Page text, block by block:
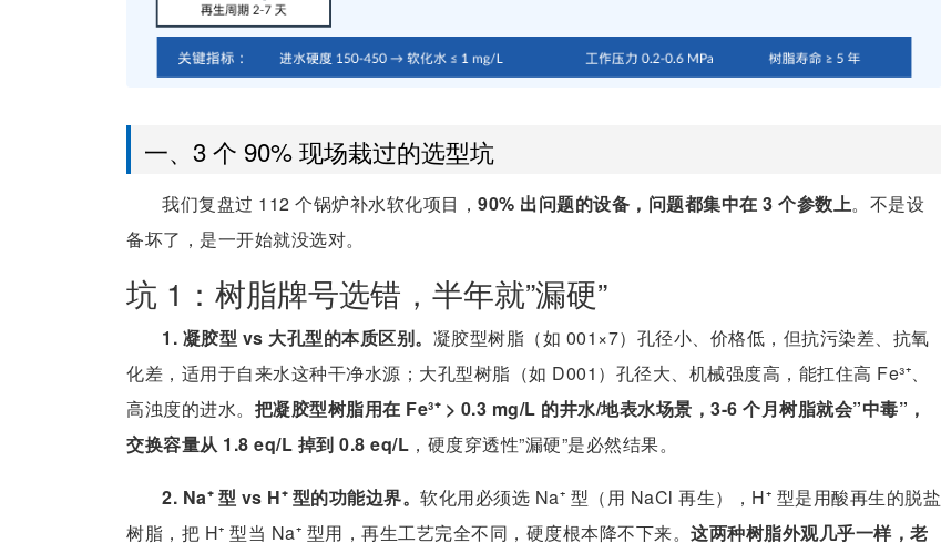
一、3 个 90% 现场栽过的选型坑
我们复盘过 112 个锅炉补水软化项目， 90% 出问题的设备，问题都集中在 3 个参数上。不是设
备坏了，是一开始就没选对。
坑 1：树脂牌号选错，半年就”漏硬”
1. 凝胶型 vs 大孔型的本质区别。 凝胶型树脂（如 001×7）孔径小、价格低，但抗污染差、抗氧
化差，适用于自来水这种干净水源；大孔型树脂（如 D001）孔径大、机械强度高，能扛住高 Fe³⁺、
高浊度的进水。 把凝胶型树脂用在 Fe³⁺ > 0.3 mg/L 的井水/地表水场景，3-6 个月树脂就会”中毒”，
交换容量从 1.8 eq/L 掉到 0.8 eq/L ，硬度穿透性”漏硬”是必然结果。
2. Na⁺ 型 vs H⁺ 型的功能边界。 软化用必须选 Na⁺ 型（用 NaCl 再生），H⁺ 型是用酸再生的脱盐
树脂，把 H⁺ 型当 Na⁺ 型用，再生工艺完全不同，硬度根本降不下来。 这两种树脂外观几乎一样，老